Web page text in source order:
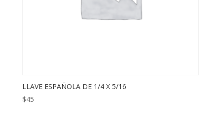
LLAVE ESPAÑOLA DE 1/4 X 5/16
$45